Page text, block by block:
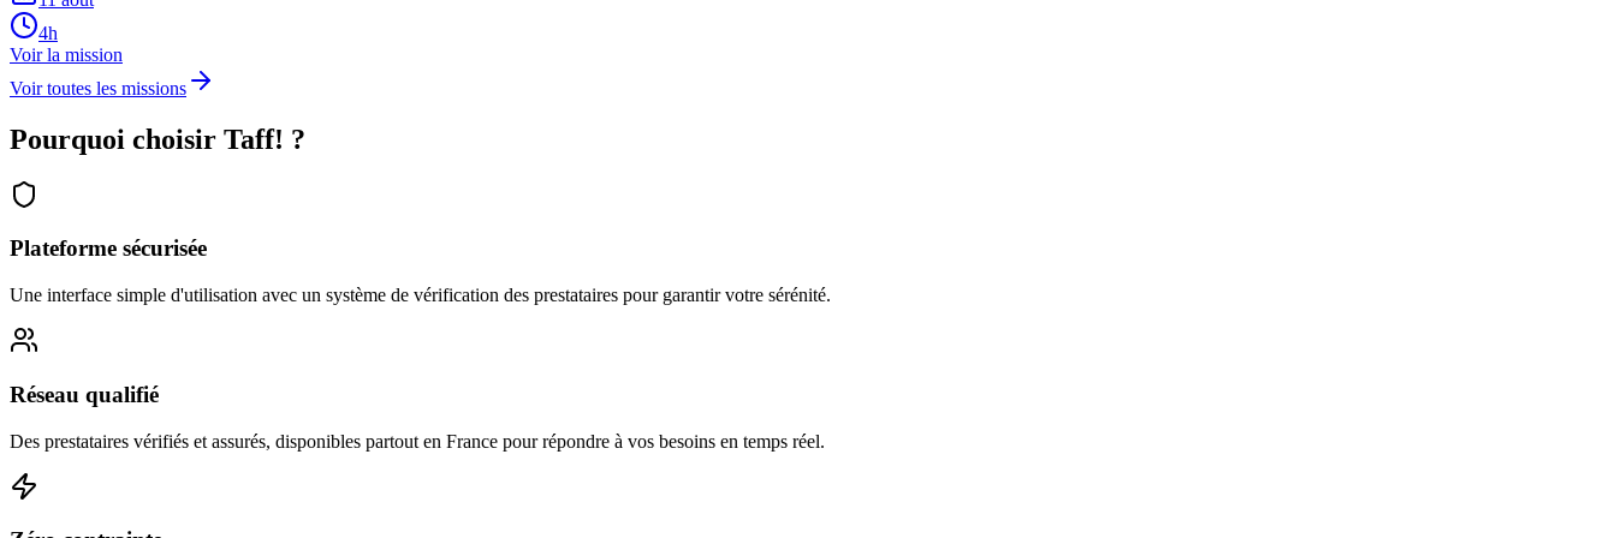
4h
Voir la mission
Voir toutes les missions
Pourquoi choisir Taff! ?
Plateforme sécurisée
Une interface simple d'utilisation avec un système de vérification des prestataires pour garantir votre sérénité.
Réseau qualifié
Des prestataires vérifiés et assurés, disponibles partout en France pour répondre à vos besoins en temps réel.